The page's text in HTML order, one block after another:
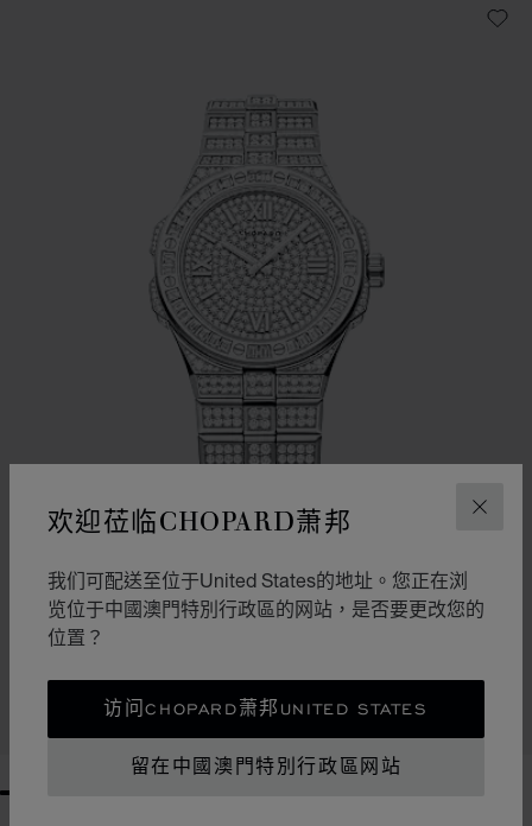
关闭
欢迎莅临CHOPARD萧邦
我们可配送至位于United States的地址。您正在浏
览位于中國澳門特別行政區的网站，是否要更改您的
位置？
访问CHOPARD萧邦UNITED STATES
留在中國澳門特別行政區网站
转到幻灯片 1转到幻灯片 2
转到幻灯片 3
ALPINE EAGLE 41
联系我们